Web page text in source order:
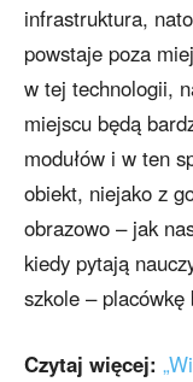
infrastruktura,
powstaje poza
w tej technologii,
miejscu będą
modułów i w ten
obiekt, niejako z
obrazowo – jak
kiedy pytają
szkole –
Czytaj więcej: